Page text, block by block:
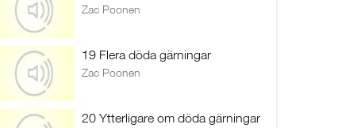
Zac Poonen
19 Flera döda gärningar
Zac Poonen
20 Ytterligare om döda gärningar